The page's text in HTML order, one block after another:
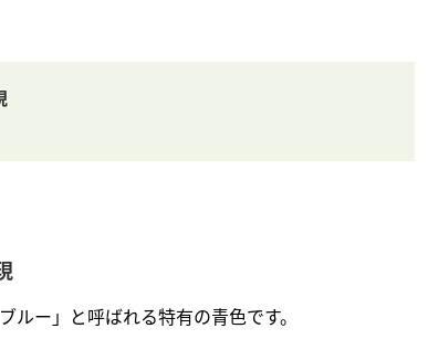
ー」と呼ばれる特有の青色です。